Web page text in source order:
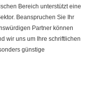
Bereich unterstützt eine
Beanspruchen Sie Ihr
Partner können
wir uns um Ihre schriftlichen
günstige